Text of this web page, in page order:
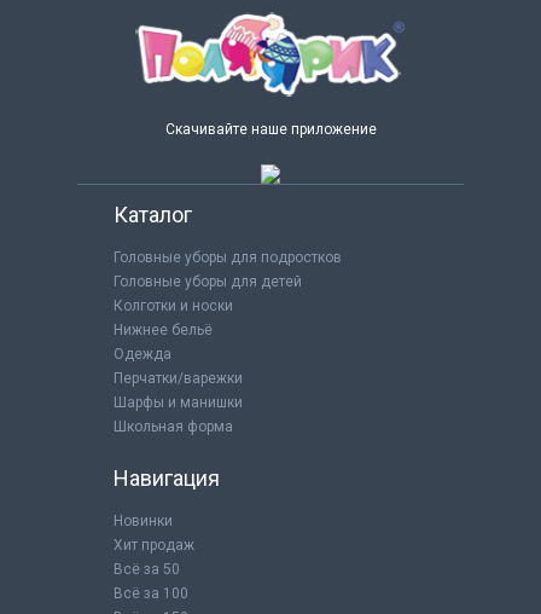
Скачивайте наше приложение
Каталог
Головные уборы для подростков
Головные уборы для детей
Колготки и носки
Нижнее бельё
Одежда
Перчатки/варежки
Шарфы и манишки
Школьная форма
Навигация
Новинки
Хит продаж
Всё за 50
Всё за 100